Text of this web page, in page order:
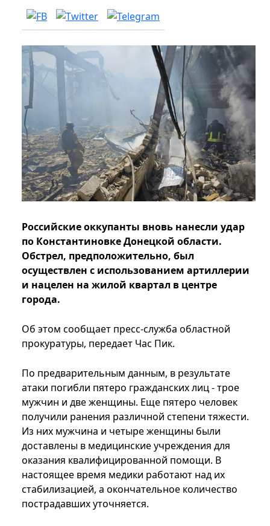
Российские оккупанты вновь нанесли удар
по Константиновке Донецкой области.
Обстрел, предположительно, был
осуществлен с использованием артиллерии
и нацелен на жилой квартал в центре
города.
Об этом сообщает пресс-служба областной
прокуратуры, передает Час Пик.
По предварительным данным, в результате
атаки погибли пятеро гражданских лиц - трое
мужчин и две женщины. Еще пятеро человек
получили ранения различной степени тяжести.
Из них мужчина и четыре женщины были
доставлены в медицинские учреждения для
оказания квалифицированной помощи. В
настоящее время медики работают над их
стабилизацией, а окончательное количество
пострадавших уточняется.